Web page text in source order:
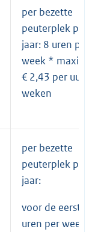
per bezette
peuterplek per
jaar: 8 uren per
week *
€ 2,43 per uur
weken
per bezette
peuterplek per
jaar:
voor de eerste 8
uren per week *